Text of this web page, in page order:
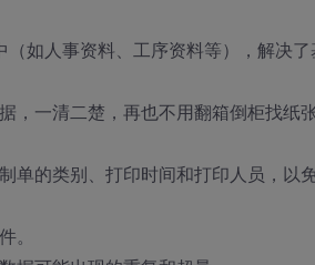
如人事资料、工序资料等），解决了
，一清二楚，再也不用翻箱倒柜找纸
单的类别、打印时间和打印人员，以
。